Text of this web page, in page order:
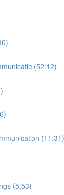
(52:12)
(11:31)
(5:53)